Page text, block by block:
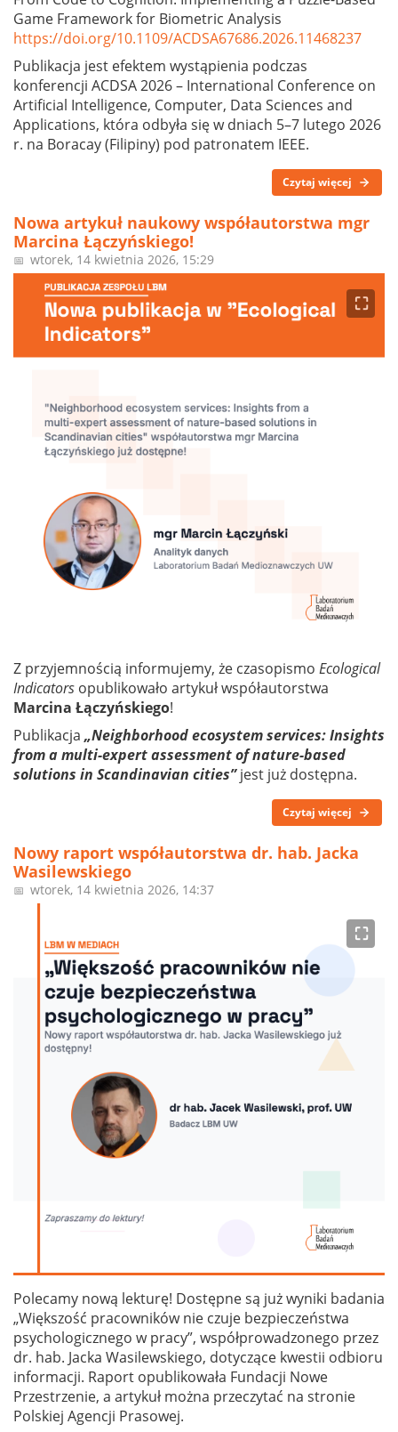
Game Framework for Biometric Analysis
https://doi.org/10.1109/ACDSA67686.2026.11468237
Publikacja jest efektem wystąpienia podczas
konferencji ACDSA 2026 – International Conference on
Artificial Intelligence, Computer, Data Sciences and
Applications, która odbyła się w dniach 5–7 lutego 2026
r. na Boracay (Filipiny) pod patronatem IEEE.
Czytaj więcej
Nowa artykuł naukowy współautorstwa mgr
Marcina Łączyńskiego!
📅 wtorek, 14 kwietnia 2026, 15:29
⛶
Z przyjemnością informujemy, że czasopismo Ecological
Indicators opublikowało artykuł współautorstwa
Marcina Łączyńskiego!
Publikacja „Neighborhood ecosystem services: Insights
from a multi-expert assessment of nature-based
solutions in Scandinavian cities”jest już dostępna.
Czytaj więcej
Nowy raport współautorstwa dr. hab. Jacka
Wasilewskiego
📅 wtorek, 14 kwietnia 2026, 14:37
⛶
Polecamy nową lekturę! Dostępne są już wyniki badania
„Większość pracowników nie czuje bezpieczeństwa
psychologicznego w pracy”, współprowadzonego przez
dr. hab. Jacka Wasilewskiego, dotyczące kwestii odbioru
informacji. Raport opublikowała Fundacji Nowe
Przestrzenie, a artykuł można przeczytać na stronie
Polskiej Agencji Prasowej.